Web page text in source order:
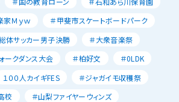
家Ｍｙｗ
＃甲斐市スケートボードパーク
体サッカー男子決勝
＃大衆音楽祭
ークダンス大会
＃柏好文
＃0LDK
１００人カイギFES
＃ジャガイモ収穫祭
校
＃山梨ファイヤーウィンズ